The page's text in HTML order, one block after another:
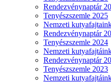
Rendezvénynaptár
Tenyészszemle 2025
Nemzeti
Rendezvénynaptár
Tenyészszemle 2024
Nemzeti
Rendezvénynaptár
Tenyészszemle 2023
Nemzeti